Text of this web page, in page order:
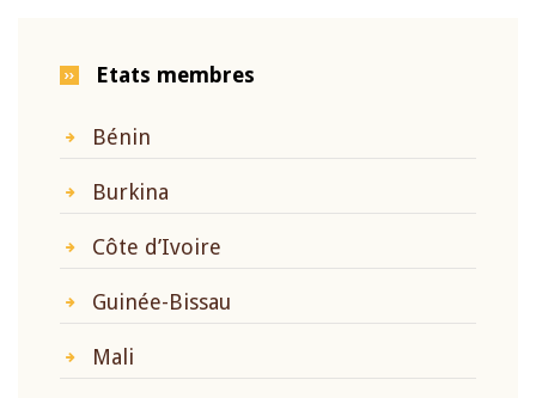
Etats membres
Bénin
Burkina
Côte d’Ivoire
Guinée-Bissau
Mali